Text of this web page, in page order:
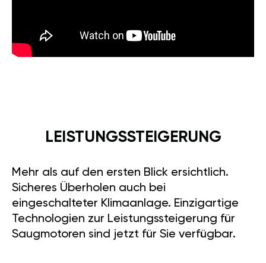
LEISTUNGSSTEIGERUNG
Mehr als auf den ersten Blick ersichtlich.
Sicheres Überholen auch bei
eingeschalteter Klimaanlage. Einzigartige
Technologien zur Leistungssteigerung für
Saugmotoren sind jetzt für Sie verfügbar.